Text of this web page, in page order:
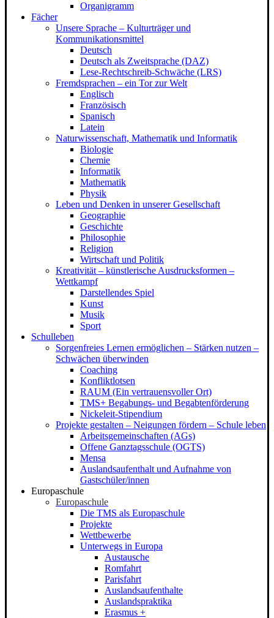
Organigramm
Fächer
Unsere Sprache – Kulturträger und
Kommunikationsmittel
Deutsch
Deutsch als Zweitsprache (DAZ)
Lese-Rechtschreib-Schwäche (LRS)
Fremdsprachen – ein Tor zur Welt
Englisch
Französisch
Spanisch
Latein
Naturwissenschaft, Mathematik und Informatik
Biologie
Chemie
Informatik
Mathematik
Physik
Leben und Denken in unserer Gesellschaft
Geographie
Geschichte
Philosophie
Religion
Wirtschaft und Politik
Kreativität – künstlerische Ausdrucksformen –
Wettkampf
Darstellendes Spiel
Kunst
Musik
Sport
Schulleben
Sorgenfreies Lernen ermöglichen – Stärken nutzen –
Schwächen überwinden
Coaching
Konfliktlotsen
RAUM (Ein vertrauensvoller Ort)
TMS+ Begabungs- und Begabtenförderung
Nickeleit-Stipendium
Projekte gestalten – Neigungen fördern – Schule leben
Arbeitsgemeinschaften (AGs)
Offene Ganztagsschule (OGTS)
Mensa
Auslandsaufenthalt und Aufnahme von
Gastschüler/innen
Europaschule
Europaschule
Die TMS als Europaschule
Projekte
Wettbewerbe
Unterwegs in Europa
Austausche
Romfahrt
Parisfahrt
Auslandsaufenthalte
Auslandspraktika
Erasmus +